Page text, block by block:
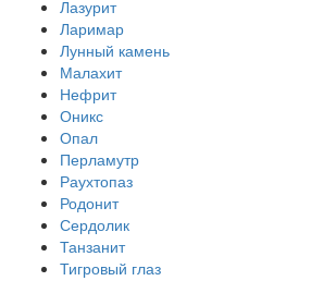
Лазурит
Ларимар
Лунный камень
Малахит
Нефрит
Оникс
Опал
Перламутр
Раухтопаз
Родонит
Сердолик
Танзанит
Тигровый глаз